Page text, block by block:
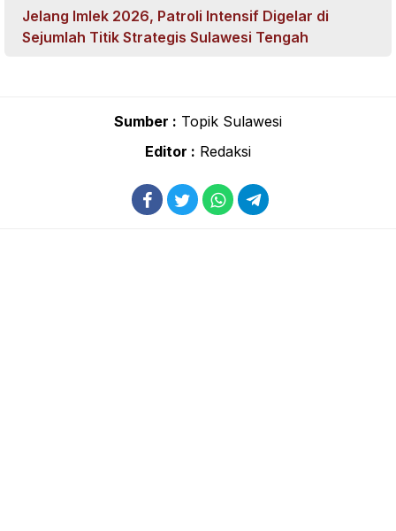
Jelang Imlek 2026, Patroli Intensif Digelar di
Sejumlah Titik Strategis Sulawesi Tengah
Sumber : Topik Sulawesi
Editor : Redaksi